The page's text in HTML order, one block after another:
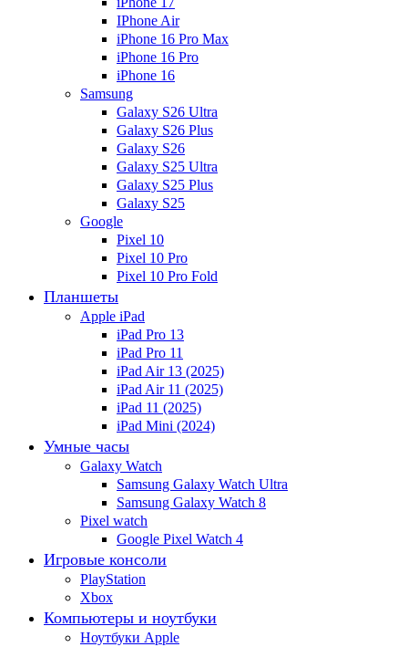
IPhone Air
iPhone 16 Pro Max
iPhone 16 Pro
iPhone 16
Samsung
Galaxy S26 Ultra
Galaxy S26 Plus
Galaxy S26
Galaxy S25 Ultra
Galaxy S25 Plus
Galaxy S25
Google
Pixel 10
Pixel 10 Pro
Pixel 10 Pro Fold
Планшеты
Apple iPad
iPad Pro 13
iPad Pro 11
iPad Air 13 (2025)
iPad Air 11 (2025)
iPad 11 (2025)
iPad Mini (2024)
Умные часы
Galaxy Watch
Samsung Galaxy Watch Ultra
Samsung Galaxy Watch 8
Pixel watch
Google Pixel Watch 4
Игровые консоли
PlayStation
Xbox
Компьютеры и ноутбуки
Ноутбуки Apple